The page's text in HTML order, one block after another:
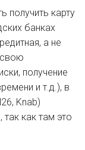
получить карту
банках
а не
получение
и т.д.), в
Knab)
как там это